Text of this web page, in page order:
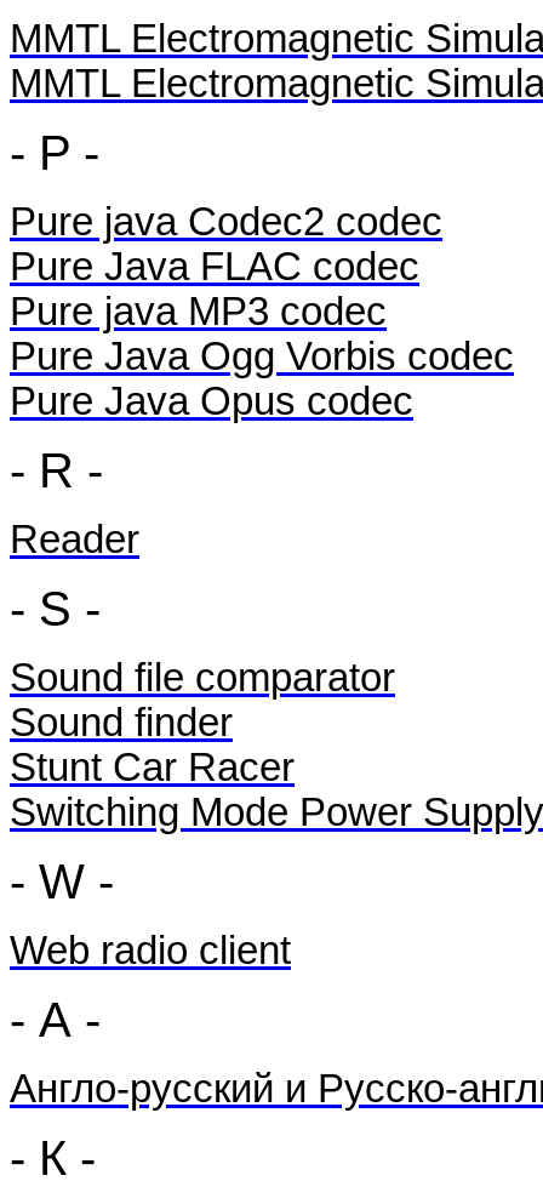
MMTL Electromagnetic
MMTL Electromagnetic
- P -
Pure java Codec2 codec
Pure Java FLAC codec
Pure java MP3 codec
Pure Java Ogg Vorbis codec
Pure Java Opus codec
- R -
Reader
- S -
Sound file comparator
Sound finder
Stunt Car Racer
Switching Mode Power
- W -
Web radio client
- А -
Англо-русский и Русско-
- К -